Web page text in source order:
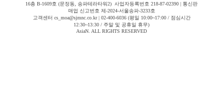
16층 B-1609호 (문정동, 송파테라타워2) 사업자등록번호 218-87-02390 | 통신판
매업 신고번호 제-2024-서울송파-3233호
고객센터 cs_moa@sjmnc.co.kr | 02-400-6036 (평일 10:00~17:00 / 점심시간
12:30~13:30 / 주말 및 공휴일 휴무)
AsiaN. ALL RIGHTS RESERVED